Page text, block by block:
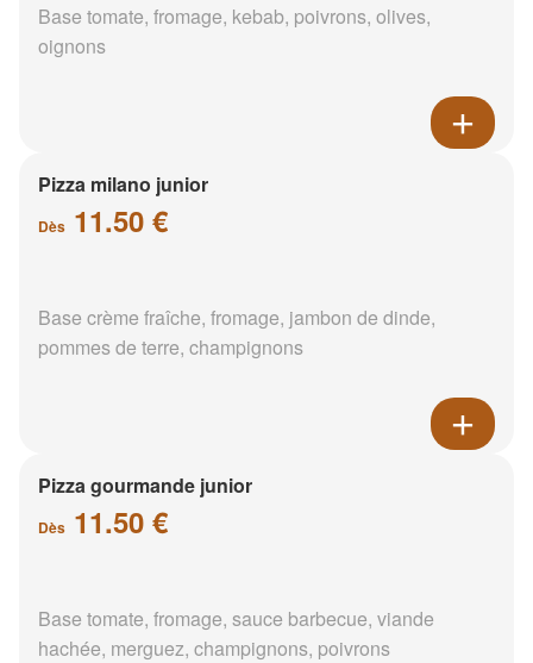
Base tomate, fromage, kebab, poivrons, olives,
oignons
Pizza milano junior
Dès 11.50 €
Base crème fraîche, fromage, jambon de dinde,
pommes de terre, champignons
Pizza gourmande junior
Dès 11.50 €
Base tomate, fromage, sauce barbecue, viande
hachée, merguez, champignons, poivrons